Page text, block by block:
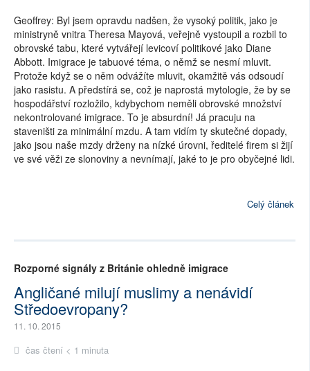
Geoffrey: Byl jsem opravdu nadšen, že vysoký politik, jako je
ministryně vnitra Theresa Mayová, veřejně vystoupil a rozbil to
obrovské tabu, které vytvářejí levicoví politikové jako Diane
Abbott. Imigrace je tabuové téma, o němž se nesmí mluvit.
Protože když se o něm odvážíte mluvit, okamžitě vás odsoudí
jako rasistu. A předstírá se, což je naprostá mytologie, že by se
hospodářství rozložilo, kdybychom neměli obrovské množství
nekontrolované imigrace. To je absurdní! Já pracuju na
staveništi za minimální mzdu. A tam vidím ty skutečné dopady,
jako jsou naše mzdy drženy na nízké úrovni, ředitelé firem si žijí
ve své věži ze slonoviny a nevnímají, jaké to je pro obyčejné lidi.
Celý článek
Rozporné signály z Británie ohledně imigrace
Angličané milují muslimy a nenávidí
Středoevropany?
11. 10. 2015
čas čtení < 1 minuta